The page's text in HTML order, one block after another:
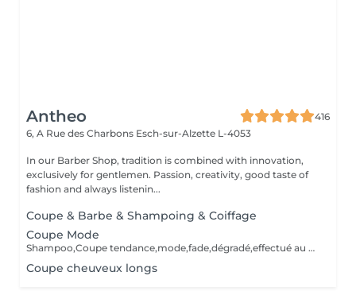
Antheo
416
6, A Rue des Charbons Esch-sur-Alzette L-4053
In our Barber Shop, tradition is combined with innovation,
exclusively for gentlemen. Passion, creativity, good taste of
fashion and always listenin...
Coupe & Barbe & Shampoing & Coiffage
Coupe Mode
Shampoo,Coupe tendance,mode,fade,dégradé,effectué au ciseaux /tondeuses,Shampoo,Styling,Produits de finition.Les outils sont désinfectés pour chaque service.
Coupe cheuveux longs